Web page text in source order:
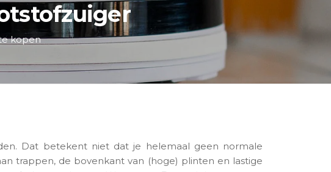
kopen
Dat betekent niet dat je helemaal geen normale
trappen, de bovenkant van (hoge) plinten en lastige